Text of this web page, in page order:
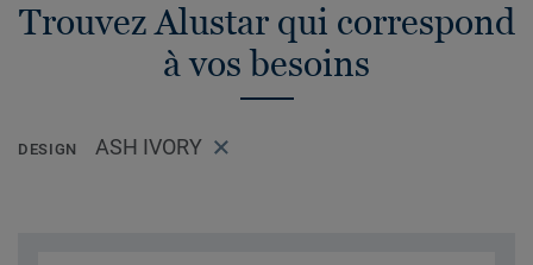
Trouvez Alustar qui correspond
à vos besoins
DESIGN ASH IVORY